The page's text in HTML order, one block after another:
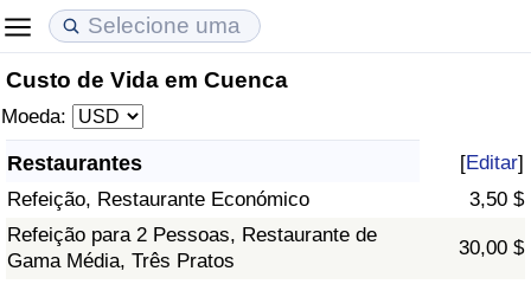
Custo de Vida em Cuenca
Moeda:
Restaurantes [Editar]
Refeição, Restaurante Económico
3,50 $
Refeição para 2 Pessoas, Restaurante de
Gama Média, Três Pratos
30,00 $
Custo de Vida
Indicador de Custo de Vida
Indicador de Custo de Vida Por País
Preços de Imóveis
Indicador de Preços de Imóveis
Indicador de Preços de Imóveis por País
Qualidade de Vida
Indicador de Qualidade de Vida (Atual)
Índice de qualidade de vida por país